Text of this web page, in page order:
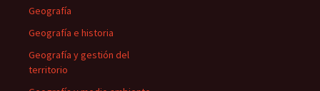
Geografía
Geografía e historia
Geografía y gestión del
territorio